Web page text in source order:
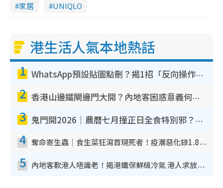
家居 UNIQLO
港生活人氣本地熱話
1 WhatsApp預設貼圖點刪？揭1招「反向操作」還原簡潔介面 附3步實測教學
2 香港山邊鐵閘邊門大開？內地客困惑意義何在！網民神回覆：呢種叫法理性防禦
3 鬼門開2026｜農曆七月撞正日全食特別邪？專家警告切忌做一事！揭4大禁忌+2招保平安
4 奪命寄生蟲｜食生菜狂瀉首現死者！疫潮惡化錄1.8萬宗病例 揭洗菜3大謬誤
5 內地客歎港人唔識老！揭港鐵保鮮級冷氣 港人求放過：咪投訴